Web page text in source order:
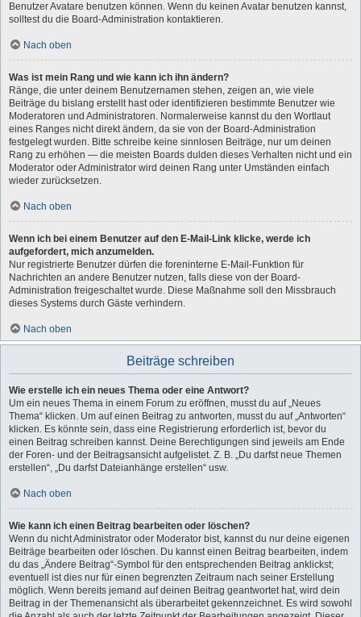
Benutzer Avatare benutzen können. Wenn du keinen Avatar benutzen kannst,
solltest du die Board-Administration kontaktieren.
Nach oben
Was ist mein Rang und wie kann ich ihn ändern?
Ränge, die unter deinem Benutzernamen stehen, zeigen an, wie viele
Beiträge du bislang erstellt hast oder identifizieren bestimmte Benutzer wie
Moderatoren und Administratoren. Normalerweise kannst du den Wortlaut
eines Ranges nicht direkt ändern, da sie von der Board-Administration
festgelegt wurden. Bitte schreibe keine sinnlosen Beiträge, nur um deinen
Rang zu erhöhen — die meisten Boards dulden dieses Verhalten nicht und ein
Moderator oder Administrator wird deinen Rang unter Umständen einfach
wieder zurücksetzen.
Nach oben
Wenn ich bei einem Benutzer auf den E-Mail-Link klicke, werde ich
aufgefordert, mich anzumelden.
Nur registrierte Benutzer dürfen die foreninterne E-Mail-Funktion für
Nachrichten an andere Benutzer nutzen, falls diese von der Board-
Administration freigeschaltet wurde. Diese Maßnahme soll den Missbrauch
dieses Systems durch Gäste verhindern.
Nach oben
Beiträge schreiben
Wie erstelle ich ein neues Thema oder eine Antwort?
Um ein neues Thema in einem Forum zu eröffnen, musst du auf „Neues
Thema“ klicken. Um auf einen Beitrag zu antworten, musst du auf „Antworten“
klicken. Es könnte sein, dass eine Registrierung erforderlich ist, bevor du
einen Beitrag schreiben kannst. Deine Berechtigungen sind jeweils am Ende
der Foren- und der Beitragsansicht aufgelistet. Z. B. „Du darfst neue Themen
erstellen“, „Du darfst Dateianhänge erstellen“ usw.
Nach oben
Wie kann ich einen Beitrag bearbeiten oder löschen?
Wenn du nicht Administrator oder Moderator bist, kannst du nur deine eigenen
Beiträge bearbeiten oder löschen. Du kannst einen Beitrag bearbeiten, indem
du das „Ändere Beitrag“-Symbol für den entsprechenden Beitrag anklickst;
eventuell ist dies nur für einen begrenzten Zeitraum nach seiner Erstellung
möglich. Wenn bereits jemand auf deinen Beitrag geantwortet hat, wird dein
Beitrag in der Themenansicht als überarbeitet gekennzeichnet. Es wird sowohl